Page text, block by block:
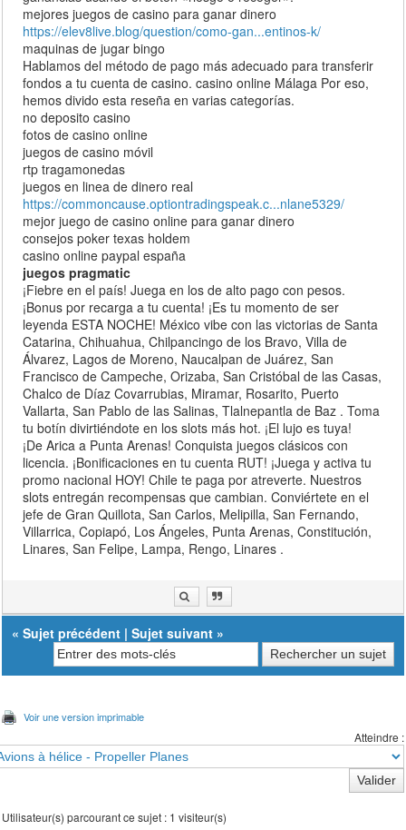
mejores juegos de casino para ganar dinero
https://elev8live.blog/question/como-gan...entinos-k/
maquinas de jugar bingo
Hablamos del método de pago más adecuado para transferir
fondos a tu cuenta de casino. casino online Málaga Por eso,
hemos divido esta reseña en varias categorías.
no deposito casino
fotos de casino online
juegos de casino móvil
rtp tragamonedas
juegos en linea de dinero real
https://commoncause.optiontradingspeak.c...nlane5329/
mejor juego de casino online para ganar dinero
consejos poker texas holdem
casino online paypal españa
juegos pragmatic
¡Fiebre en el país! Juega en los de alto pago con pesos.
¡Bonus por recarga a tu cuenta! ¡Es tu momento de ser
leyenda ESTA NOCHE! México vibe con las victorias de Santa
Catarina, Chihuahua, Chilpancingo de los Bravo, Villa de
Álvarez, Lagos de Moreno, Naucalpan de Juárez, San
Francisco de Campeche, Orizaba, San Cristóbal de las Casas,
Chalco de Díaz Covarrubias, Miramar, Rosarito, Puerto
Vallarta, San Pablo de las Salinas, Tlalnepantla de Baz . Toma
tu botín divirtiéndote en los slots más hot. ¡El lujo es tuya!
¡De Arica a Punta Arenas! Conquista juegos clásicos con
licencia. ¡Bonificaciones en tu cuenta RUT! ¡Juega y activa tu
promo nacional HOY! Chile te paga por atreverte. Nuestros
slots entregán recompensas que cambian. Conviértete en el
jefe de Gran Quillota, San Carlos, Melipilla, San Fernando,
Villarrica, Copiapó, Los Ángeles, Punta Arenas, Constitución,
Linares, San Felipe, Lampa, Rengo, Linares .
«Sujet précédent |Sujet suivant »
Voir une version imprimable
Atteindre :
Utilisateur(s) parcourant ce sujet : 1 visiteur(s)